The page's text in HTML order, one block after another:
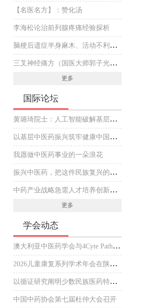
【名医名方】：赞化汤
李海松论治前列腺疼痛经验探析
脑梗后遗症半身麻木、活动不利伴头晕，国医大师专方黄芪虫藤饮的实战医案
三叉神经痛方（国医大师郭子光经验方）
更多
国际论坛
黄璐琦院士：人工智能破解基层中医药传承创新发展难题
以基层中医药振兴筑牢健康中国建设基石
我愿做中医药事业的一朵浪花
振兴中医药，把这件民族复兴的大事做好
中药产业战略急需人才培养创新实践
更多
学会动态
澳大利亚中医药学会与4Cyte Pathology在悉尼签署合作备忘录推动中医临床与现代病理检测协作 开启澳大利亚中医专业发展新篇章
2026儿童康复系列学术年会在陕西西安举行
以循证研究阐明少数民族医药特色优势
中国中药协会第七届杜仲大会召开